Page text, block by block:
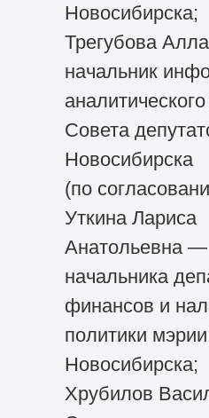
Новосибирска;
Трегубова
начальник
Совета
Новосибирска
(по
Уткина Лариса
Анатольевна —
начальника
финансов и
политики
Новосибирска;
Хрубилов